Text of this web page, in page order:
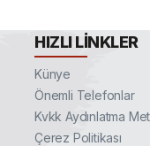
HIZLI LINKLER
Künye
Önemli Telefonlar
Kvkk Aydınlatma
Çerez Politikası